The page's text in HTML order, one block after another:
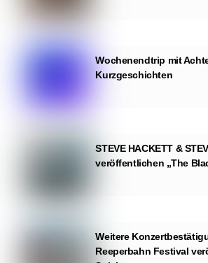
Wochenendtrip mit
Kurzgeschichten
STEVE HACKETT &
veröffentlichen „The
Weitere
Reeperbahn Festival